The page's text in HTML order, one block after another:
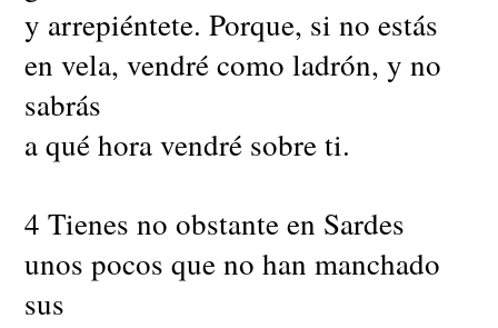
y arrepiéntete. Porque, si no estás
en vela, vendré como ladrón, y no
sabrás
a qué hora vendré sobre ti.
4 Tienes no obstante en Sardes
unos pocos que no han manchado
sus